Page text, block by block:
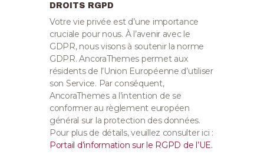
DROITS RGPD
Votre vie privée est d’une importance
cruciale pour nous. À l’avenir avec le
GDPR, nous visons à soutenir la norme
GDPR. AncoraThemes permet aux
résidents de l’Union Européenne d’utiliser
son Service. Par conséquent,
AncoraThemes a l’intention de se
conformer au règlement européen
général sur la protection des données.
Pour plus de détails, veuillez consulter ici :
Portail d’information sur le RGPD de l’UE.